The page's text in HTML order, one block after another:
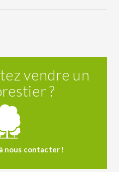
vendre un
?
nous contacter !